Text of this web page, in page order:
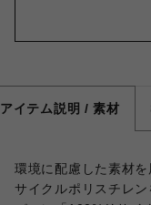
アイテム説明 / 素材
環境に配慮した素材
サイクルポリスチレ